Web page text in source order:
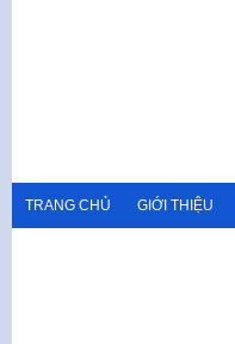
TRANG CHỦ GIỚI THIỆU